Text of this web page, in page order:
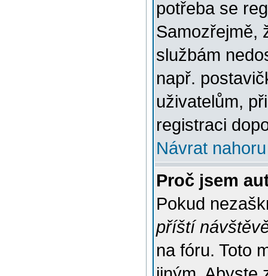
potřeba se
Samozřejmě,
službám
např.
uživatelům,
registraci
Návrat nahoru
Proč jsem
Pokud
příští
na fóru. Toto